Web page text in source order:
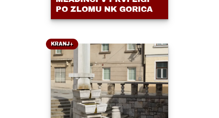
PO ZLOMU NK GORICA
KRANJ+